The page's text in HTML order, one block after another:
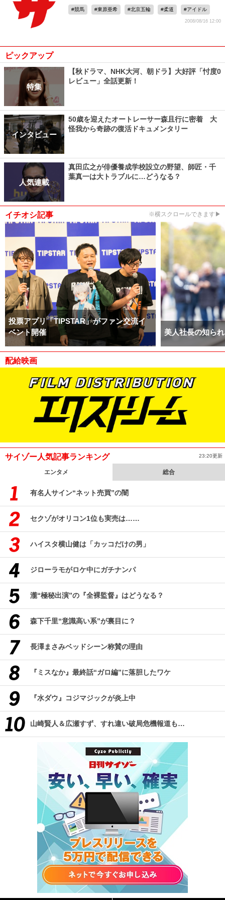
競馬 東原亜希 北京五輪 柔道 アイドル
2008/08/16 12:00
ピックアップ
特集
【秋ドラマ、NHK大河、朝ドラ】大好評「忖度0
レビュー」全話更新！
インタビュー
50歳を迎えたオートレーサー森且行に密着 大
怪我から奇跡の復活ドキュメンタリー
人気連載
真田広之が俳優養成学校設立の野望、師匠・千
葉真一は大トラブルに…どうなる？
イチオシ記事 ※横スクロールできます▶
投票アプリ「TIPSTAR」がファン交流イ
ベント開催
美人社長の知ら
配給映画
サイゾー人気記事ランキング 23:20更新
エンタメ 総合
有名人サイン“ネット売買”の闇
セクゾがオリコン1位も実売は……
ハイスタ横山健は「カッコだけの男」
ジローラモがロケ中にガチナンパ
瀧“極秘出演”の『全裸監督』はどうなる？
森下千里“意識高い系”が裏目に？
長澤まさみベッドシーン称賛の理由
『ミスなか』最終話“ガロ編”に落胆したワケ
『水ダウ』コジマジックが炎上中
山崎賢人＆広瀬すず、すれ違い破局危機報道も…